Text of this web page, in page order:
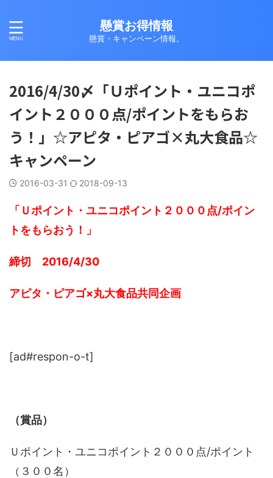
懸賞お得情報
懸賞・キャンペーン情報。
2016/4/30〆「Ｕポイント・ユニコポ
イント２０００点/ポイントをもらお
う！」☆アピタ・ピアゴ×丸大食品☆
キャンペーン
2016-03-31 2018-09-13
「Ｕポイント・ユニコポイント２０００点/ポイン
トをもらおう！」
締切 2016/4/30
アピタ・ピアゴ×丸大食品共同企画
[ad#respon-o-t]
（賞品）
Ｕポイント・ユニコポイント２０００点/ポイント
（３００名）